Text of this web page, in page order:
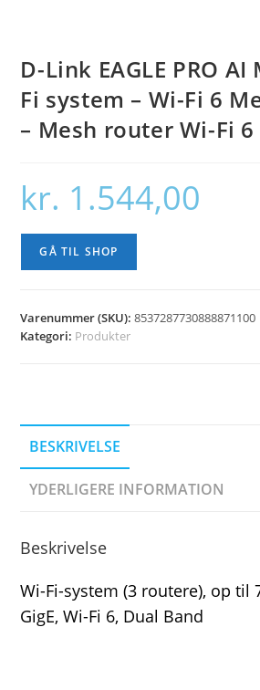
D-Link EAGLE PRO AI
Fi system – Wi-Fi 6
– Mesh router Wi-Fi 6
kr. 1.544,00
GÅ TIL SHOP
Varenummer (SKU):8537287730888871100
Kategori: Produkter
BESKRIVELSE
YDERLIGERE INFORMATION
Beskrivelse
Wi-Fi-system (3 routere), op til
GigE, Wi-Fi 6, Dual Band